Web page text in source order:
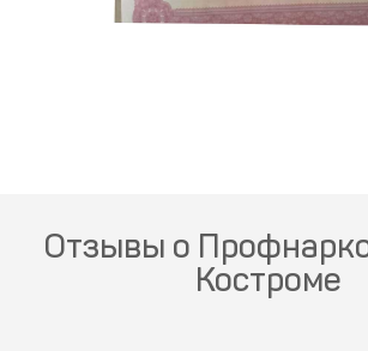
Отзывы о
Костроме